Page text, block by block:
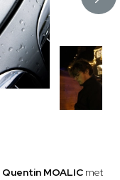
Quentin MOALIC met